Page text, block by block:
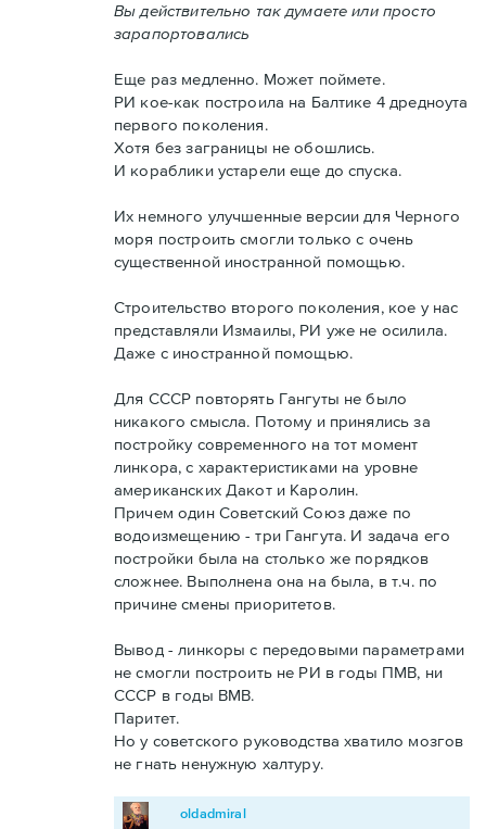
Вы действительно так думаете или просто
зарапортовались
Еще раз медленно. Может поймете.
РИ кое-как построила на Балтике 4 дредноута
первого поколения.
Хотя без заграницы не обошлись.
И кораблики устарели еще до спуска.
Их немного улучшенные версии для Черного
моря построить смогли только с очень
существенной иностранной помощью.
Строительство второго поколения, кое у нас
представляли Измаилы, РИ уже не осилила.
Даже с иностранной помощью.
Для СССР повторять Гангуты не было
никакого смысла. Потому и принялись за
постройку современного на тот момент
линкора, с характеристиками на уровне
американских Дакот и Каролин.
Причем один Советский Союз даже по
водоизмещению - три Гангута. И задача его
постройки была на столько же порядков
сложнее. Выполнена она на была, в т.ч. по
причине смены приоритетов.
Вывод - линкоры с передовыми параметрами
не смогли построить не РИ в годы ПМВ, ни
СССР в годы ВМВ.
Паритет.
Но у советского руководства хватило мозгов
не гнать ненужную халтуру.
oldadmiral